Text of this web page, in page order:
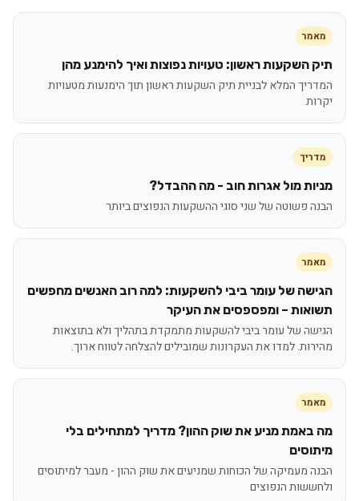
מאמר
תיק השקעות ראשון: טעויות נפוצות ואיך להימנע מהן
המדריך המלא לבניית תיק השקעות ראשון תוך הימנעות מטעויות
יקרות
מדריך
מניות מול אגרות חוב - מה ההבדל?
הבנה פשוטה של שני סוגי ההשקעות הנפוצים ביותר
מאמר
הגישה של עומר ביבי להשקעות: למה רוב האנשים מחפשים
תשואות – ומפספסים את העיקר
הגישה של עומר ביבי להשקעות מתמקדת בתהליך ולא בתוצאות
מהירות. למדו את העקרונות שמובילים להצלחה לטווח ארוך.
מאמר
מה באמת מניע את שוק ההון? מדריך למתחילים בלי
מיתוסים
הבנה מעמיקה של הכוחות שמניעים את שוק ההון - מעבר למיתוסים
ולחששות הנפוצים